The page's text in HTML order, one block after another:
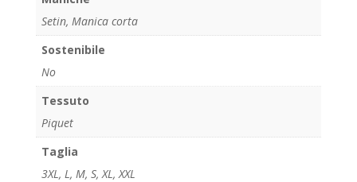
Setin, Manica corta
Sostenibile
No
Tessuto
Piquet
Taglia
3XL , L , M, S, XL , XXL